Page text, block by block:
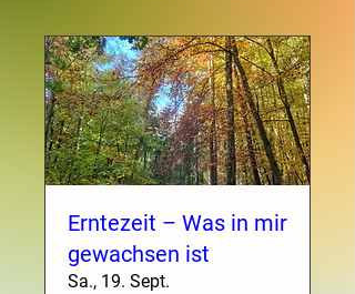
Erntezeit – Was in mir
gewachsen ist
Sa., 19. Sept.